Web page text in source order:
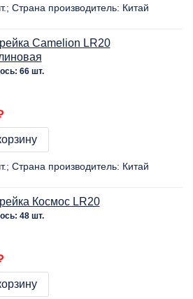
Страна производитель: Китай
Camelion LR20
66 шт.
Страна производитель: Китай
Космос LR20
48 шт.